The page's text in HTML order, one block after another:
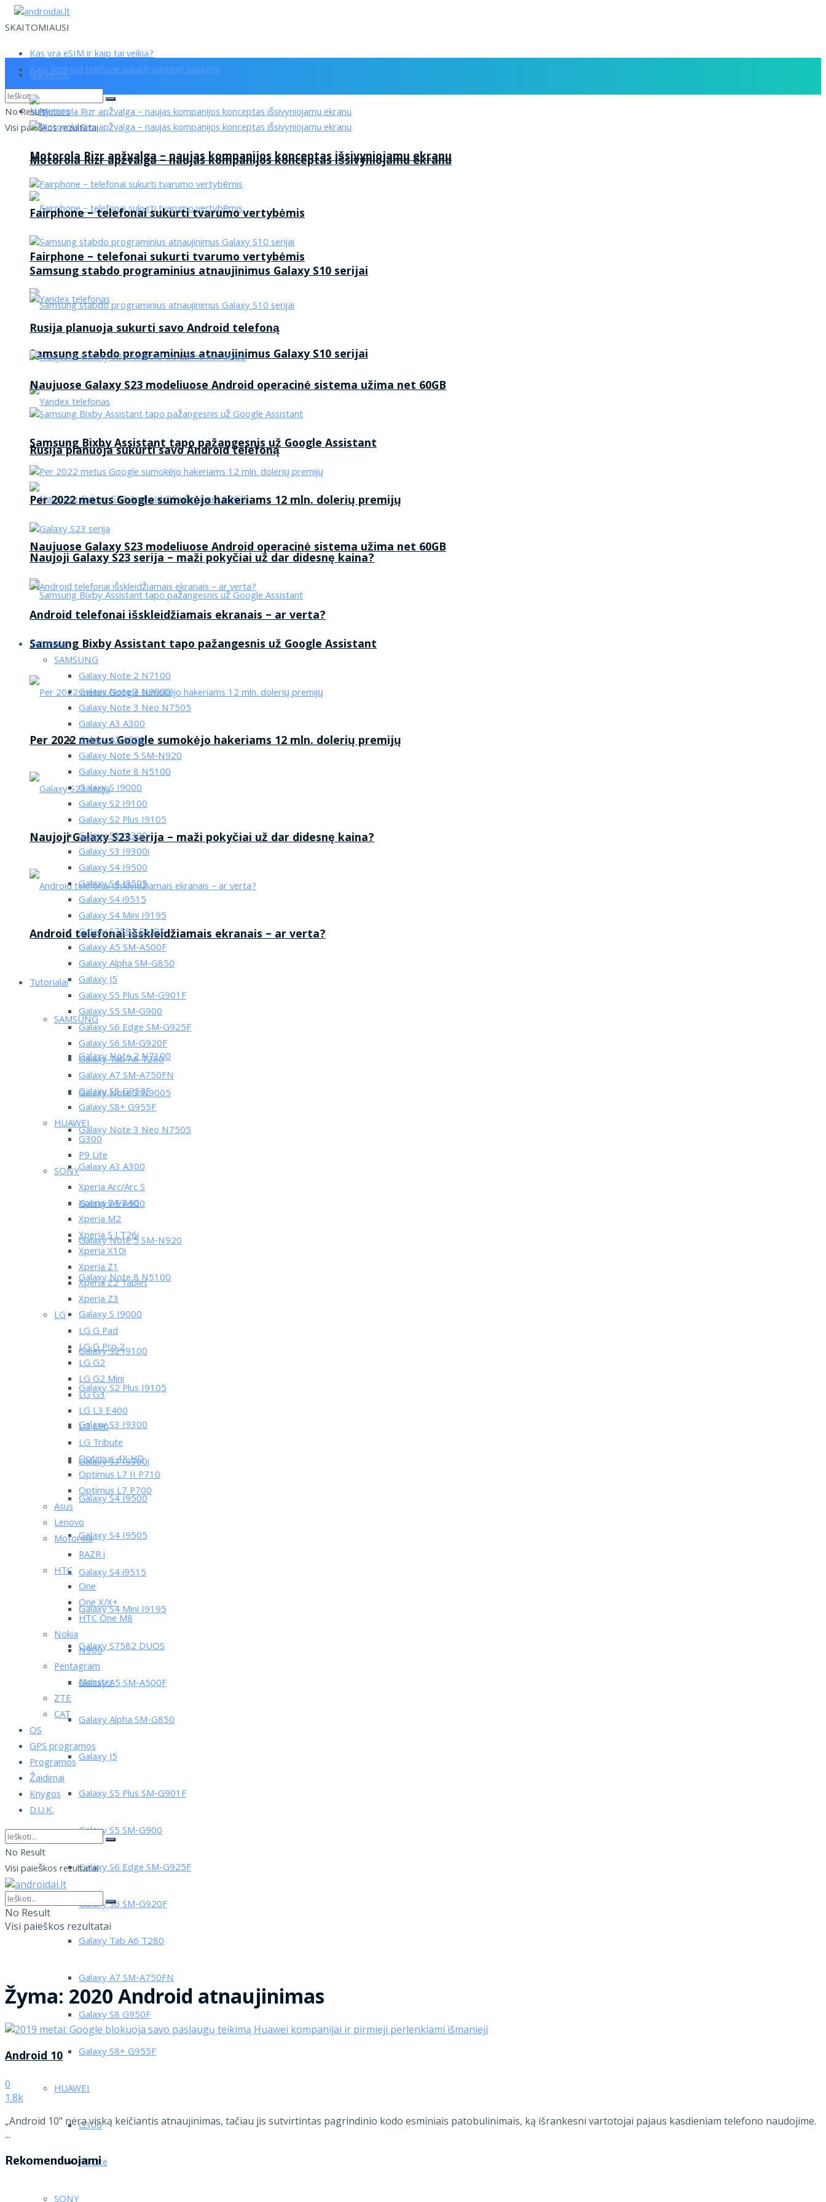
SKAITOMIAUSI
Kas yra eSIM ir kaip tai veikia?
Kaip Android telefone sukurti darbinę paskyrą
No Result
Visi paieškos rezultatai
Naujienos
Motorola Rizr apžvalga – naujas kompanijos konceptas išsivyniojamu ekranu
Fairphone – telefonai sukurti tvarumo vertybėmis
Samsung stabdo programinius atnaujinimus Galaxy S10 serijai
Rusija planuoja sukurti savo Android telefoną
Naujuose Galaxy S23 modeliuose Android operacinė sistema užima net 60GB
Samsung Bixby Assistant tapo pažangesnis už Google Assistant
Per 2022 metus Google sumokėjo hakeriams 12 mln. dolerių premijų
Naujoji Galaxy S23 serija – maži pokyčiai už dar didesnę kaina?
Android telefonai išskleidžiamais ekranais – ar verta?
Tutorialai
SAMSUNG
Galaxy Note 2 N7100
Galaxy Note 3 N9005
Galaxy Note 3 Neo N7505
Galaxy A3 A300
Galaxy A5 A500
Galaxy Note 5 SM-N920
Galaxy Note 8 N5100
Galaxy S I9000
Galaxy S2 I9100
Galaxy S2 Plus I9105
Galaxy S3 I9300
Galaxy S3 I9300i
Galaxy S4 I9500
Galaxy S4 I9505
Galaxy S4 i9515
Galaxy S4 Mini I9195
Galaxy S7582 DUOS
Galaxy A5 SM-A500F
Galaxy Alpha SM-G850
Galaxy J5
Galaxy S5 Plus SM-G901F
Galaxy S5 SM-G900
Galaxy S6 Edge SM-G925F
Galaxy S6 SM-G920F
Galaxy Tab A6 T280
Galaxy A7 SM-A750FN
Galaxy S8 G950F
Galaxy S8+ G955F
HUAWEI
G300
P9 Lite
Naujienos
Motorola Rizr apžvalga – naujas kompanijos konceptas išsivyniojamu ekranu
Fairphone – telefonai sukurti tvarumo vertybėmis
Samsung stabdo programinius atnaujinimus Galaxy S10 serijai
Rusija planuoja sukurti savo Android telefoną
Naujuose Galaxy S23 modeliuose Android operacinė sistema užima net 60GB
Samsung Bixby Assistant tapo pažangesnis už Google Assistant
Per 2022 metus Google sumokėjo hakeriams 12 mln. dolerių premijų
Naujoji Galaxy S23 serija – maži pokyčiai už dar didesnę kaina?
Android telefonai išskleidžiamais ekranais – ar verta?
Tutorialai
SAMSUNG
Galaxy Note 2 N7100
Galaxy Note 3 N9005
Galaxy Note 3 Neo N7505
Galaxy A3 A300
Galaxy A5 A500
Galaxy Note 5 SM-N920
Galaxy Note 8 N5100
Galaxy S I9000
Galaxy S2 I9100
Galaxy S2 Plus I9105
Galaxy S3 I9300
Galaxy S3 I9300i
Galaxy S4 I9500
Galaxy S4 I9505
Galaxy S4 i9515
Galaxy S4 Mini I9195
Galaxy S7582 DUOS
Galaxy A5 SM-A500F
Galaxy Alpha SM-G850
Galaxy J5
Galaxy S5 Plus SM-G901F
Galaxy S5 SM-G900
Galaxy S6 Edge SM-G925F
Galaxy S6 SM-G920F
Galaxy Tab A6 T280
Galaxy A7 SM-A750FN
Galaxy S8 G950F
Galaxy S8+ G955F
HUAWEI
G300
P9 Lite
SONY
Xperia Arc/Arc S
Xperia E4/E4G
Xperia M2
Xperia S LT26i
Xperia X10i
Xperia Z1
Xperia Z2 Tablet
Xperia Z3
LG
LG G Pad
LG G Pro 2
LG G2
LG G2 Mini
LG G3
LG L3 E400
LG L90
LG Tribute
Optimus 4X HD
Optimus L7 II P710
Optimus L7 P700
Asus
Lenovo
Motorola
RAZR i
HTC
One
One X/X+
HTC One M8
Nokia
N900
Pentagram
Monster
ZTE
CAT
OS
GPS programos
Programos
Žaidimai
Knygos
D.U.K.
No Result
Visi paieškos rezultatai
No Result
Visi paieškos rezultatai
Žyma: 2020 Android atnaujinimas
Android 10
0
1.8k
„Android 10" nėra viską keičiantis atnaujinimas, tačiau jis sutvirtintas pagrindinio kodo esminiais patobulinimais, ką išrankesni vartotojai pajaus kasdieniam telefono naudojime.
...
Rekomenduojami